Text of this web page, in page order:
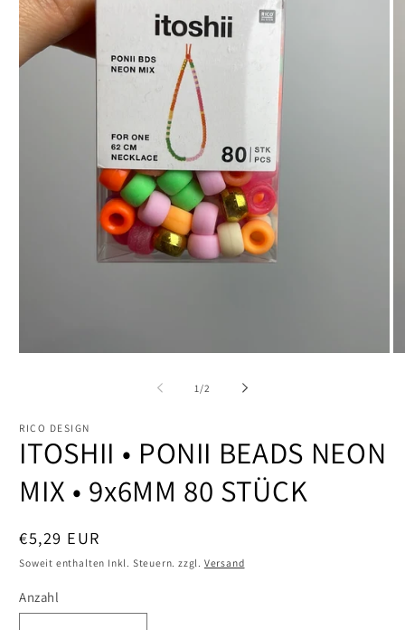
1 /von
2
RICO DESIGN
ITOSHII • PONII BEADS NEON
MIX • 9x6MM 80 STÜCK
Normaler
Preis
€5,29 EUR
Soweit enthalten Inkl. Steuern. zzgl. Versand
Anzahl
Anzahl